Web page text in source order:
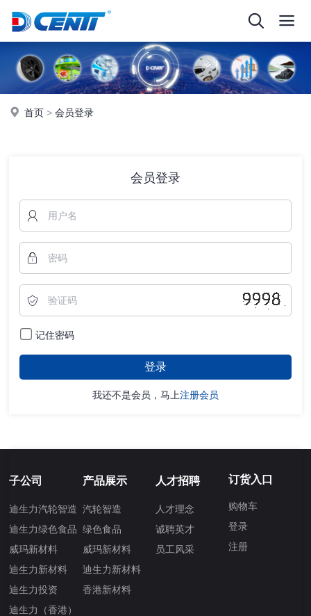
首页 >会员登录
会员登录
记住密码
我还不是会员，马上注册会员
子公司
迪生力汽轮智造
迪生力绿色食品
威玛新材料
迪生力新材料
迪生力投资
迪生力（香港）
产品展示
汽轮智造
绿色食品
威玛新材料
迪生力新材料
香港新材料
人才招聘
人才理念
诚聘英才
员工风采
订货入口
购物车
登录
注册